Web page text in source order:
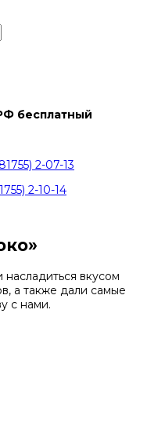
бесплатный
2-07-13
2-10-14
вкусом
а также дали самые
с нами.